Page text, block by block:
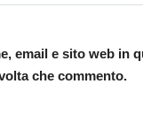
email e sito web in
che commento.